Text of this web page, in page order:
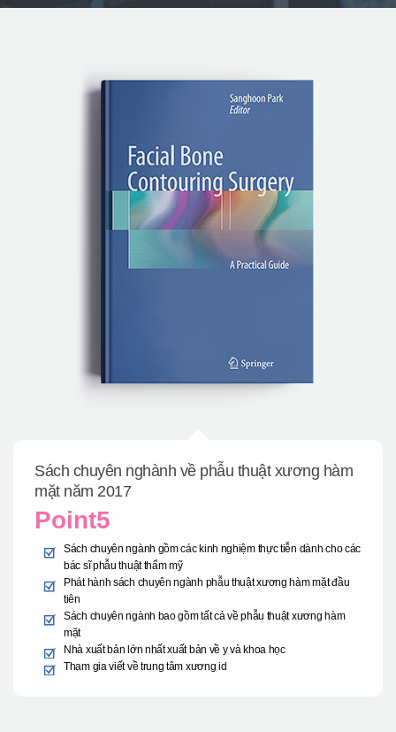
Sách chuyên nghành về phẫu thuật xương hàm
mặt năm 2017
Point5
Sách chuyên ngành gồm các kinh nghiệm thực tiễn dành cho các
bác sĩ phẫu thuật thẩm mỹ
Phát hành sách chuyên ngành phẫu thuật xương hàm mặt đầu
tiên
Sách chuyên ngành bao gồm tất cả về phẫu thuật xương hàm
mặt
Nhà xuất bản lớn nhất xuất bản về y và khoa học
Tham gia viết về trung tâm xương id